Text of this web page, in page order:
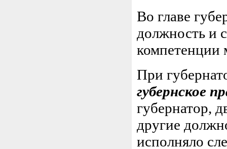
Во главе
должность и
компетенции
При
губернское
губернатор,
другие
исполняло